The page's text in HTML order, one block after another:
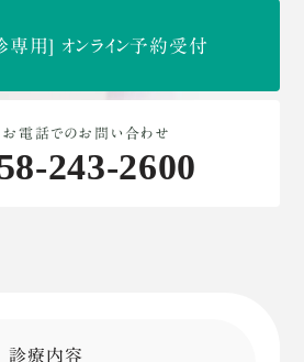
専用] オンライン予約受付
お電話でのお問い合わせ
243-2600
診療内容